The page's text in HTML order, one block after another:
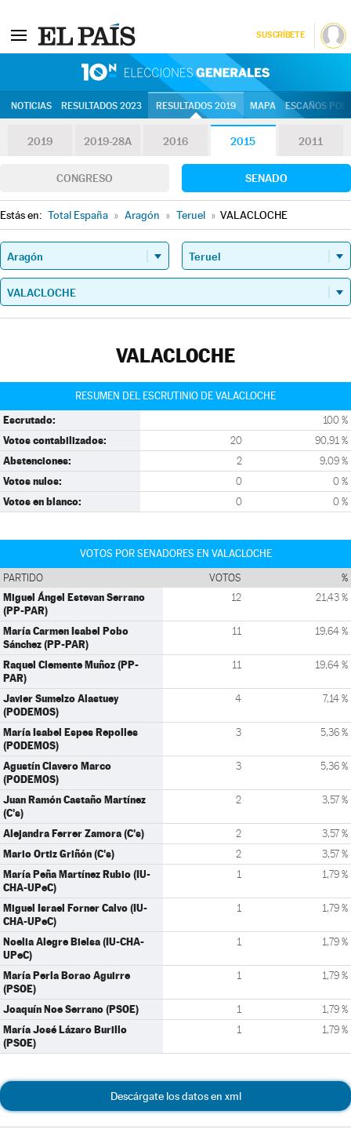
SUSCRÍBETE
NOTICIAS RESULTADOS 2023 RESULTADOS 2019 MAPA ESCAÑOS
2019 2019-28A 2016 2015 2011
CONGRESO SENADO
Estás en: Total España » Aragón » Teruel » VALACLOCHE
VALACLOCHE
RESUMEN DEL ESCRUTINIO DE VALACLOCHE
Escrutado: 100 %
Votos contabilizados: 20 90,91 %
Abstenciones: 2 9,09 %
Votos nulos: 0 0 %
Votos en blanco: 0 0 %
VOTOS POR SENADORES EN VALACLOCHE
PARTIDO VOTOS %
Miguel Ángel Estevan Serrano
(PP-PAR)
12 21,43 %
María Carmen Isabel Pobo
Sánchez (PP-PAR)
11 19,64 %
Raquel Clemente Muñoz (PP-
PAR)
11 19,64 %
Javier Sumelzo Alastuey
(PODEMOS)
4 7,14 %
María Isabel Espes Repolles
(PODEMOS)
3 5,36 %
Agustín Clavero Marco
(PODEMOS)
3 5,36 %
Juan Ramón Castaño Martínez
(C's)
2 3,57 %
Alejandra Ferrer Zamora (C's) 2 3,57 %
Mario Ortiz Griñón (C's) 2 3,57 %
María Peña Martínez Rubio (IU-
CHA-UPeC)
1 1,79 %
Miguel Israel Forner Calvo (IU-
CHA-UPeC)
1 1,79 %
Noelia Alegre Bielsa (IU-CHA-
UPeC)
1 1,79 %
María Perla Borao Aguirre
(PSOE)
1 1,79 %
Joaquín Noe Serrano (PSOE) 1 1,79 %
María José Lázaro Burillo
(PSOE)
1 1,79 %
Descárgate los datos en xml